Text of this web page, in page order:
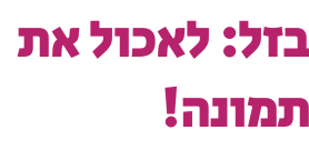
לאכול את